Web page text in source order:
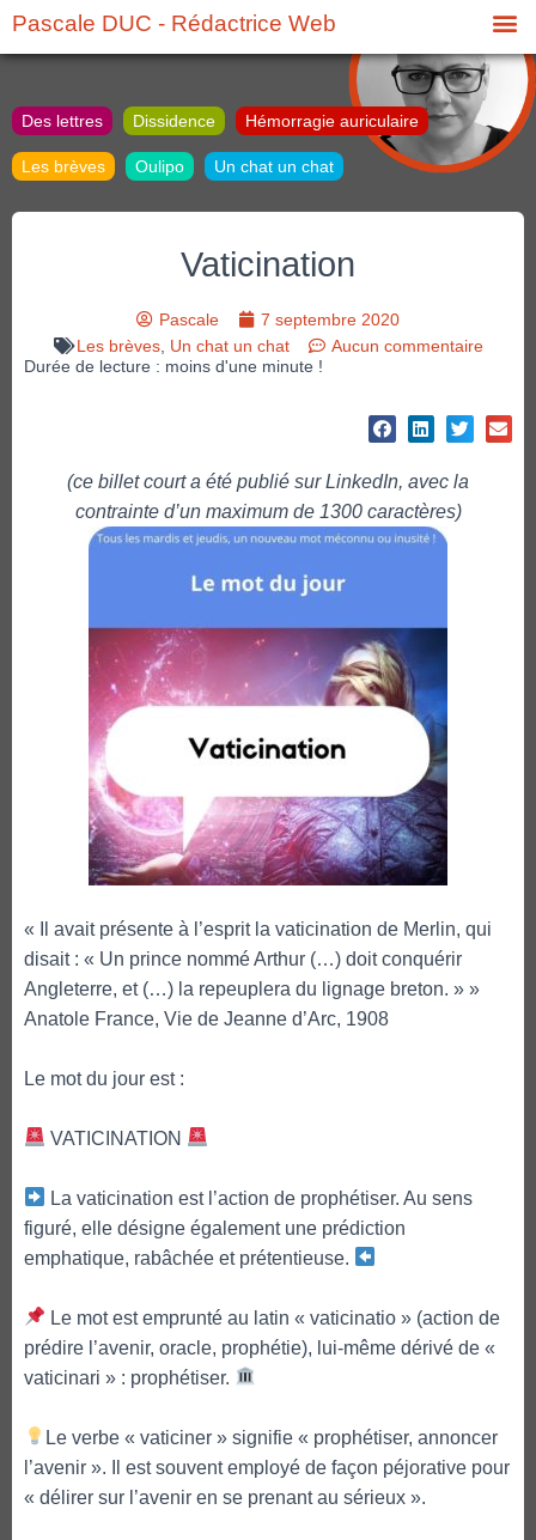
Pascale DUC - Rédactrice Web
Des lettres Dissidence Hémorragie auriculaire
Les brèves Oulipo Un chat un chat
Vaticination
Pascale
7 septembre 2020
Les brèves, Un chat un chat
Aucun commentaire
Durée de lecture : moins d'une minute !
(ce billet court a été publié sur LinkedIn, avec la
contrainte d’un maximum de 1300 caractères)
« Il avait présente à l’esprit la vaticination de Merlin, qui
disait : « Un prince nommé Arthur (…) doit conquérir
Angleterre, et (…) la repeuplera du lignage breton. » »
Anatole France, Vie de Jeanne d’Arc, 1908
Le mot du jour est :
VATICINATION
La vaticination est l’action de prophétiser. Au sens
figuré, elle désigne également une prédiction
emphatique, rabâchée et prétentieuse.
Le mot est emprunté au latin « vaticinatio » (action de
prédire l’avenir, oracle, prophétie), lui-même dérivé de «
vaticinari » : prophétiser.
Le verbe « vaticiner » signifie « prophétiser, annoncer
l’avenir ». Il est souvent employé de façon péjorative pour
« délirer sur l’avenir en se prenant au sérieux ».